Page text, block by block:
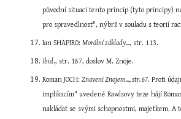
původní situaci tento princip (tyto principy)
pro spravedlnost", nýbrž v souladu s teorií
Ian SHAPIRO: Morální základy..., str. 113.
Ibid., str. 187, doslov M. Znoje.
Roman JOCH: Znaveni Znojem..., str. 67. Proti
implikacím" uvedené Rawlsovy teze hájí
nakládat se svými schopnostmi, majetkem. A